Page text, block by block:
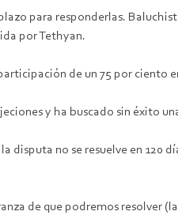
para responderlas.
por Tethyan.
de un 75 por ciento
y ha buscado sin éxito
disputa no se resuelve en
de que podremos resolver